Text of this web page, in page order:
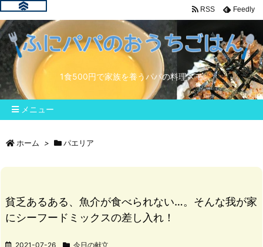
1食500円で家族を養うパパの料理メモ
メニュー
RSS Feedly
ホーム > パエリア
貧乏あるある、魚介が食べられない…。そんな我が家
にシーフードミックスの差し入れ！
2021-07-26 今日の献立